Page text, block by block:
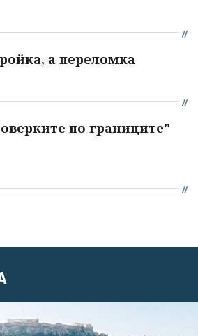
а переломка
по границите"